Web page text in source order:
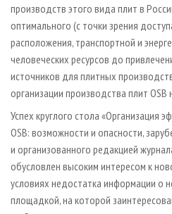
производств этого вида плит в
оптимального (с точки зрения
расположения, транспортной и
человеческих ресурсов до
источников для плитных
организации производства плит
Успех круглого стола «Организация
OSB: возможности и опасности,
и организованного редакцией
обусловлен высоким интересом к
условиях недостатка информации о
площадкой, на которой